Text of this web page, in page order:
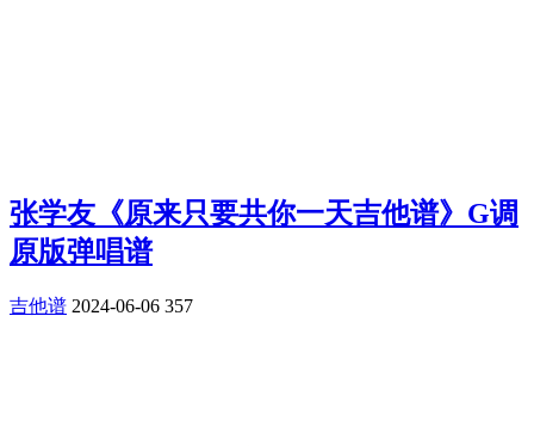
张学友《原来只要共你一天吉他谱》G调
原版弹唱谱
吉他谱 2024-06-06 357